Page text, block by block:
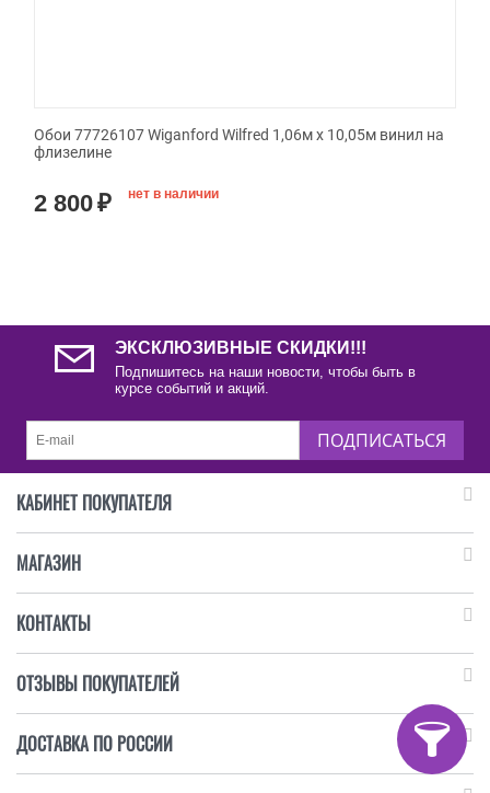
Обои 77726107 Wiganford Wilfred 1,06м х 10,05м винил на
флизелине
2 800₽ нет в наличии
ЭКСКЛЮЗИВНЫЕ СКИДКИ!!!
Подпишитесь на наши новости, чтобы быть в
курсе событий и акций.
ПОДПИСАТЬСЯ
КАБИНЕТ ПОКУПАТЕЛЯ
МАГАЗИН
КОНТАКТЫ
ОТЗЫВЫ ПОКУПАТЕЛЕЙ
ДОСТАВКА ПО РОССИИ